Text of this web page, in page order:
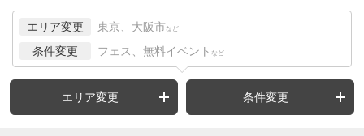
エリア変更 東京、大阪市 など
条件変更 フェス、無料イベント など
エリア変更 条件変更